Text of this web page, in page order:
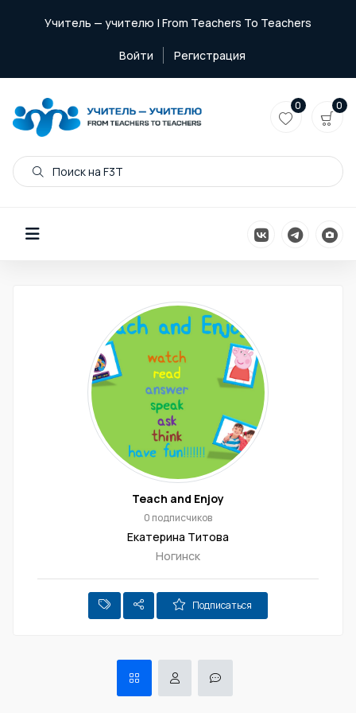
Учитель — учителю | From Teachers To Teachers
Войти Регистрация
Поиск на F3T
0 0
Teach and Enjoy
0 подписчиков
Екатерина Титова
Ногинск
Подписаться